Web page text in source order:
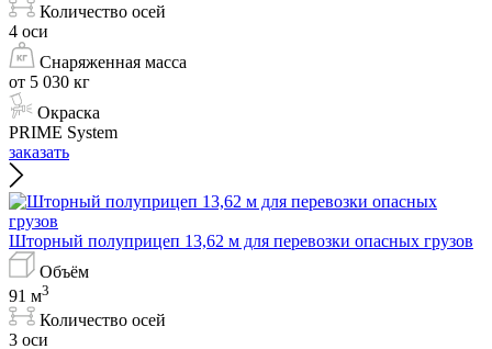
Количество осей
4 оси
Снаряженная масса
от 5 030 кг
Окраска
PRIME System
заказать
Шторный полуприцеп 13,62 м для перевозки опасных грузов
Объём
91 м3
Количество осей
3 оси